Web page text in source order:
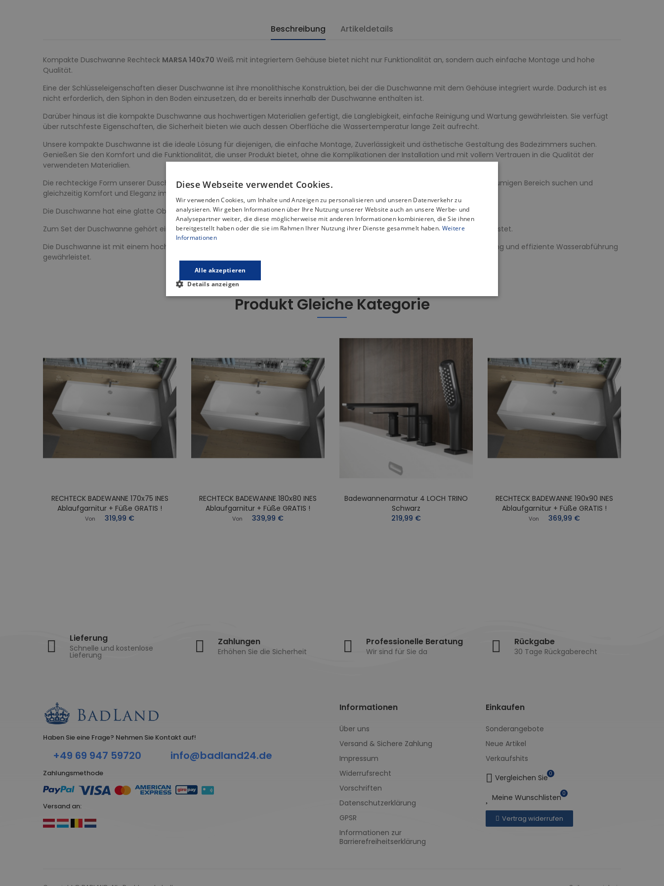
Beschreibung Artikeldetails
Kompakte Duschwanne Rechteck MARSA 140x70 Weiß mit integriertem Gehäuse bietet nicht nur Funktionalität an, sondern auch einfache Montage und hohe
Qualität.
Eine der Schlüsseleigenschaften dieser Duschwanne ist ihre monolithische Konstruktion, bei der die Duschwanne mit dem Gehäuse integriert wurde. Dadurch ist es
nicht erforderlich, den Siphon in den Boden einzusetzen, da er bereits innerhalb der Duschwanne enthalten ist.
Darüber hinaus ist die kompakte Duschwanne aus hochwertigen Materialien gefertigt, die Langlebigkeit, einfache Reinigung und Wartung gewährleisten. Sie verfügt
über rutschfeste Eigenschaften, die Sicherheit bieten wie auch dessen Oberfläche die Wassertemperatur lange Zeit aufrecht.
Unsere kompakte Duschwanne ist die ideale Lösung für diejenigen, die einfache Montage, Zuverlässigkeit und ästhetische Gestaltung des Badezimmers suchen.
Genießen Sie den Komfort und die Funktionalität, die unser Produkt bietet, ohne die Komplikationen der Installation und mit vollem Vertrauen in die Qualität der
verwendeten Materialien.
Die rechteckige Form unserer Duschwanne in der Größe 140x70, ist die perfekte Lösung für Personen, die beim Duschen einen geräumigen Bereich suchen und
gleichzeitig Komfort und Eleganz im Badezimmer wünschen.
Die Duschwanne hat eine glatte Oberfläche, die Komfort und leichte Reinigung gewährleistet.
Zum Set der Duschwanne gehört ein solider Rahmen, der eine stabile Unterstützung für die Konstruktion der Duschwanne gewährleistet.
Die Duschwanne ist mit einem hochwertigen Ablauf mit einem Durchmesser von ⌀ 90 ausgestattet, der eine hervorragende Leistung und effiziente Wasserabführung
gewährleistet.
Produkt Gleiche Kategorie
RECHTECK BADEWANNE 170x75 INES
Ablaufgarnitur + Füße GRATIS !
Von 319,99 €
RECHTECK BADEWANNE 180x80 INES
Ablaufgarnitur + Füße GRATIS !
Von 339,99 €
Badewannenarmatur 4 LOCH TRINO
Schwarz
219,99 €
RECHTECK BADEWANNE 190x90 INES
Ablaufgarnitur + Füße GRATIS !
Von 369,99 €
Lieferung
Schnelle und kostenlose
Lieferung
Zahlungen
Erhöhen Sie die Sicherheit
Professionelle Beratung
Wir sind für Sie da
Rückgabe
30 Tage Rückgaberecht
Haben Sie eine Frage? Nehmen Sie Kontakt auf!
+49 69 947 59720 info@badland24.de
Zahlungsmethode
Versand an:
Informationen
Über uns
Versand & Sichere Zahlung
Impressum
Widerrufsrecht
Vorschriften
Datenschutzerklärung
GPSR
Informationen zur
Barrierefreiheitserklärung
Einkaufen
Sonderangebote
Neue Artikel
Verkaufshits
Vergleichen Sie0
Meine Wunschlisten0
Vertrag widerrufen
Diese Webseite verwendet Cookies.
Wir verwenden Cookies, um Inhalte und Anzeigen zu personalisieren und unseren Datenverkehr zu
analysieren. Wir geben Informationen über Ihre Nutzung unserer Website auch an unsere Werbe- und
Analysepartner weiter, die diese möglicherweise mit anderen Informationen kombinieren, die Sie ihnen
bereitgestellt haben oder die sie im Rahmen Ihrer Nutzung ihrer Dienste gesammelt haben. Weitere
Informationen
Alle akzeptieren
Details anzeigen